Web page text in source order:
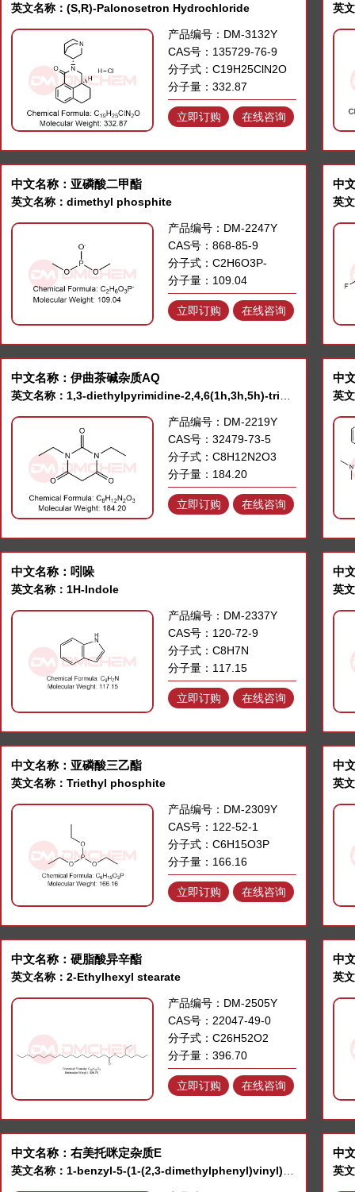
英文名称：(S,R)-Palonosetron Hydrochloride
产品编号：DM-3132Y
CAS号：135729-76-9
分子式：C19H25ClN2O
分子量：332.87
立即订购 在线咨询
英
中文名称：亚磷酸二甲酯
英文名称：dimethyl phosphite
产品编号：DM-2247Y
CAS号：868-85-9
分子式：C2H6O3P-
分子量：109.04
立即订购 在线咨询
中
中文名称：伊曲茶碱杂质AQ
产品编号：DM-2219Y
CAS号：32479-73-5
分子式：C8H12N2O3
分子量：184.20
立即订购 在线咨询
中
中文名称：吲哚
英文名称：1H-Indole
产品编号：DM-2337Y
CAS号：120-72-9
分子式：C8H7N
分子量：117.15
立即订购 在线咨询
中
英
中文名称：亚磷酸三乙酯
英文名称：Triethyl phosphite
产品编号：DM-2309Y
CAS号：122-52-1
分子式：C6H15O3P
分子量：166.16
立即订购 在线咨询
中
英
中文名称：硬脂酸异辛酯
英文名称：2-Ethylhexyl stearate
产品编号：DM-2505Y
CAS号：22047-49-0
分子式：C26H52O2
分子量：396.70
立即订购 在线咨询
中
中文名称：右美托咪定杂质E 中